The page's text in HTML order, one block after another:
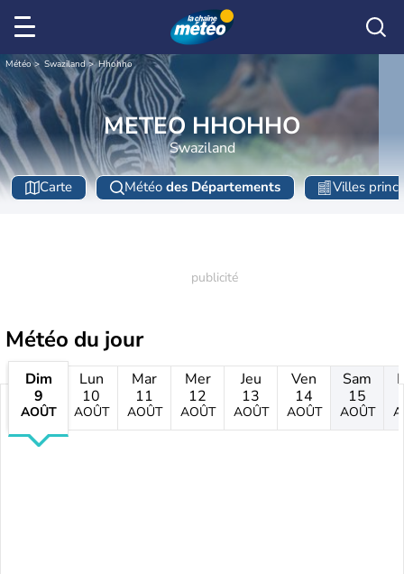
Météo Swaziland Hhohho
METEO HHOHHO
Swaziland
Carte Météo des Départements Villes
Météo du jour
Dim
9
AOÛT
Lun
10
AOÛT
Mar
11
AOÛT
Mer
12
AOÛT
Jeu
13
AOÛT
Ven
14
AOÛT
Sam
15
AOÛT